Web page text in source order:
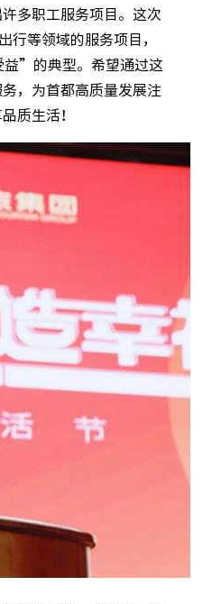
多职工服务项目。这次
等领域的服务项目，
”的典型。希望通过这
，为首都高质量发展注
质生活！